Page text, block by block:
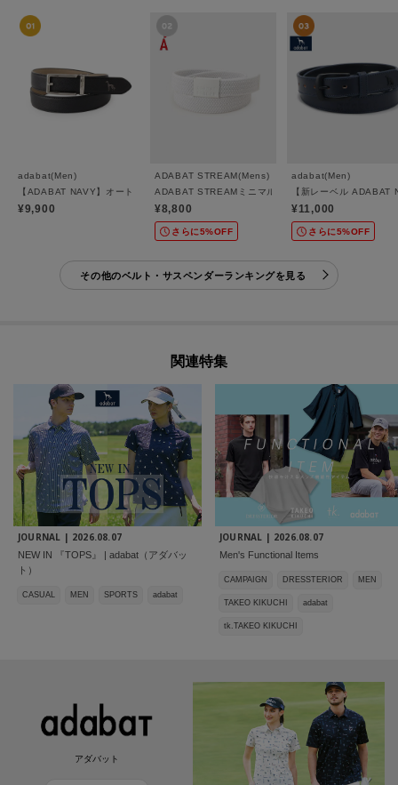
adabat(Men)
【ADABAT NAVY】オートロック式ベルト
¥9,900
ADABAT STREAM(Mens)
ADABAT STREAMミニマルメッシュベルト
¥8,800
さらに5%OFF
adabat(Men)
【新レーベル ADABAT
¥11,000
さらに5%OFF
その他のベルト・サスペンダーランキングを見る
関連特集
JOURNAL | 2026.08.07
NEW IN 『TOPS』 | adabat（アダバッ
ト）
CASUAL MEN SPORTS adabat
JOURNAL | 2026.08.07
Men's Functional Items
CAMPAIGN DRESSTERIOR MEN
TAKEO KIKUCHI adabat
tk.TAKEO KIKUCHI
アダバット